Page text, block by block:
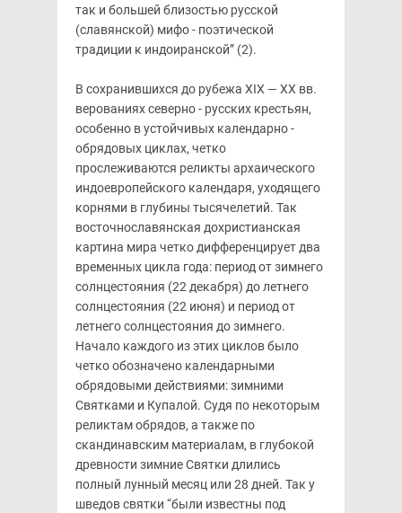
так и большей близостью русской
(славянской) мифо - поэтической
традиции к индоиранской” (2).
В сохранившихся до рубежа XIX — ХХ вв.
верованиях северно - русских крестьян,
особенно в устойчивых календарно -
обрядовых циклах, четко
прослеживаются реликты архаического
индоевропейского календаря, уходящего
корнями в глубины тысячелетий. Так
восточнославянская дохристианская
картина мира четко дифференцирует два
временных цикла года: период от зимнего
солнцестояния (22 декабря) до летнего
солнцестояния (22 июня) и период от
летнего солнцестояния до зимнего.
Начало каждого из этих циклов было
четко обозначено календарными
обрядовыми действиями: зимними
Святками и Купалой. Судя по некоторым
реликтам обрядов, а также по
скандинавским материалам, в глубокой
древности зимние Святки длились
полный лунный месяц или 28 дней. Так у
шведов святки “были известны под